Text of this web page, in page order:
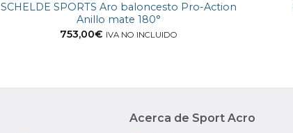
SCHELDE SPORTS Aro baloncesto Pro-Action
Anillo mate 180°
753,00€ IVA NO INCLUIDO
Acerca de Sport Acro